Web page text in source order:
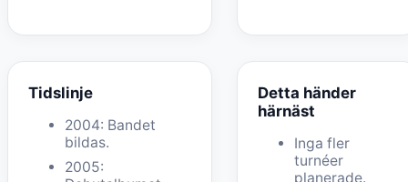
Tidslinje
2004: Bandet
bildas.
2005:
Detta händer
härnäst
Inga fler
turnéer
planerade.